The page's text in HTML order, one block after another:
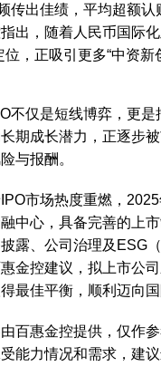
传出佳绩，平均超额
出，随着人民币国际
，正吸引更多“中资新
不仅是短线博弈，更
期成长潜力，正逐步
与报酬。
市场热度重燃，
中心，具备完善的上
露、公司治理及ESG
惠金控建议，拟上市公
最佳平衡，顺利迈向国
百惠金控提供，仅作
能力情况和需求，建